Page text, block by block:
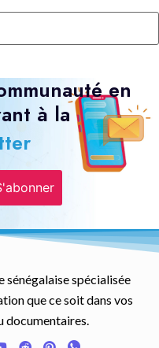
en
à la
sénégalaise spécialisée
que ce soit dans vos
documentaires.